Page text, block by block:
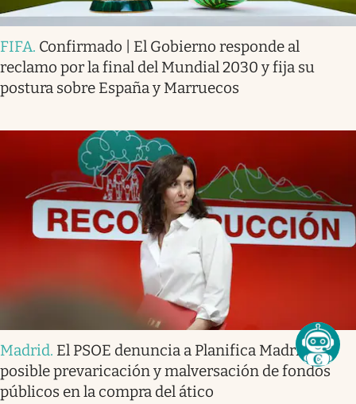
FIFA. Confirmado | El Gobierno responde al
reclamo por la final del Mundial 2030 y fija su
postura sobre España y Marruecos
Madrid. El PSOE denuncia a Planifica Madrid por
posible prevaricación y malversación de fondos
públicos en la compra del ático